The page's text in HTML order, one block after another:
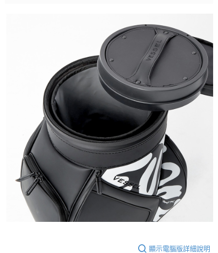
顯示電腦版詳細說明